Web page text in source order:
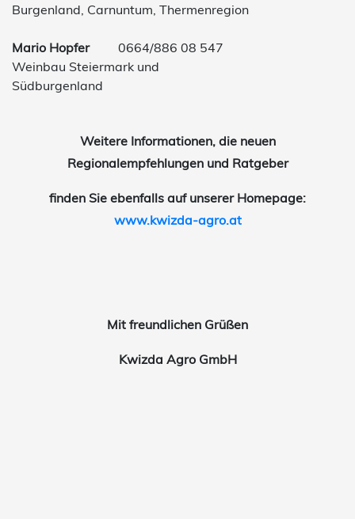
Burgenland, Carnuntum, Thermenregion
Mario Hopfer0664/886 08 547
Weinbau Steiermark und
Südburgenland
Weitere Informationen, die neuen
Regionalempfehlungen und Ratgeber
finden Sie ebenfalls auf unserer Homepage:
www.kwizda-agro.at
Mit freundlichen Grüßen
Kwizda Agro GmbH